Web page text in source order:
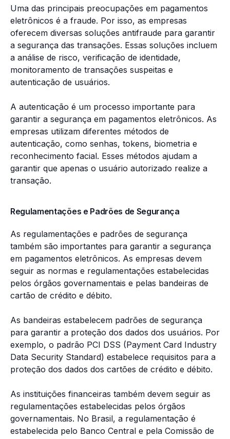
Uma das principais preocupações em pagamentos
eletrônicos é a fraude. Por isso, as empresas
oferecem diversas soluções antifraude para garantir
a segurança das transações. Essas soluções incluem
a análise de risco, verificação de identidade,
monitoramento de transações suspeitas e
autenticação de usuários.
A autenticação é um processo importante para
garantir a segurança em pagamentos eletrônicos. As
empresas utilizam diferentes métodos de
autenticação, como senhas, tokens, biometria e
reconhecimento facial. Esses métodos ajudam a
garantir que apenas o usuário autorizado realize a
transação.
Regulamentações e Padrões de Segurança
As regulamentações e padrões de segurança
também são importantes para garantir a segurança
em pagamentos eletrônicos. As empresas devem
seguir as normas e regulamentações estabelecidas
pelos órgãos governamentais e pelas bandeiras de
cartão de crédito e débito.
As bandeiras estabelecem padrões de segurança
para garantir a proteção dos dados dos usuários. Por
exemplo, o padrão PCI DSS (Payment Card Industry
Data Security Standard) estabelece requisitos para a
proteção dos dados dos cartões de crédito e débito.
As instituições financeiras também devem seguir as
regulamentações estabelecidas pelos órgãos
governamentais. No Brasil, a regulamentação é
estabelecida pelo Banco Central e pela Comissão de